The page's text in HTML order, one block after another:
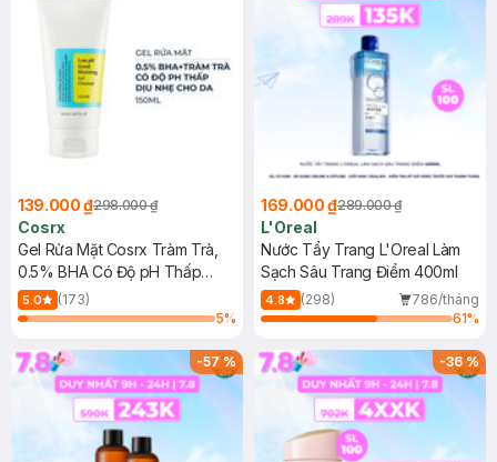
139.000 ₫298.000 ₫
Cosrx
Gel Rửa Mặt Cosrx Tràm Trà,
0.5% BHA Có Độ pH Thấp
150ml
5.0
(173)
5%
169.000 ₫289.000 ₫
L'Oreal
Nước Tẩy Trang L'Oreal Làm
Sạch Sâu Trang Điểm 400ml
4.8 (298)
786/tháng
61%
-57% -36%